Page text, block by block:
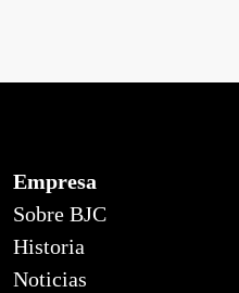
Empresa
Sobre BJC
Historia
Noticias